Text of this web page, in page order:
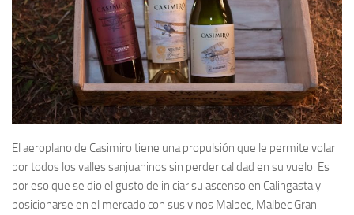
El aeroplano de Casimiro tiene una propulsión que le permite volar
por todos los valles sanjuaninos sin perder calidad en su vuelo. Es
por eso que se dio el gusto de iniciar su ascenso en Calingasta y
posicionarse en el mercado con sus vinos Malbec, Malbec Gran